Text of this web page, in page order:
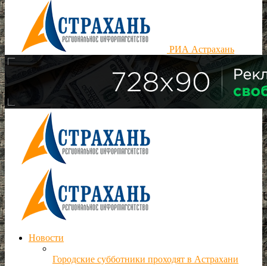
РИА Астрахань
Новости
Городские субботники проходят в Астрахани